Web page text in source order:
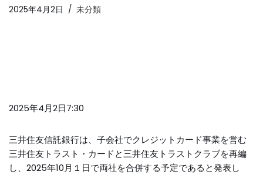
2025年4月2日 未分類
2025年4月2日7:30
三井住友信託銀行は、子会社でクレジットカード事業を営む
三井住友トラスト・カードと三井住友トラストクラブを再編
し、2025年10月１日で両社を合併する予定であると発表し